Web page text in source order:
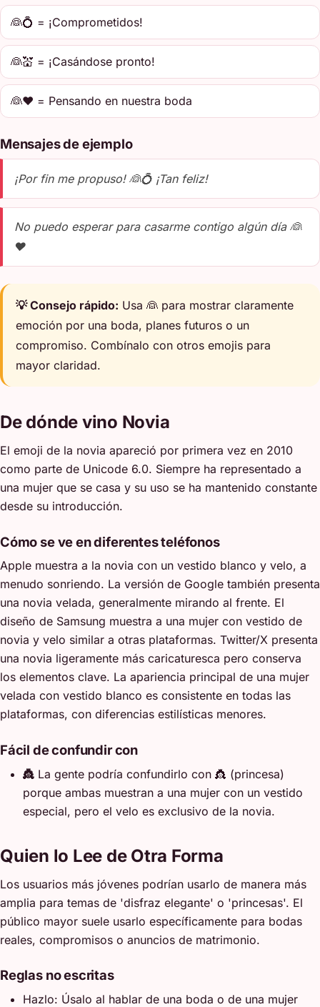
👰💍 = ¡Comprometidos!
👰💒 = ¡Casándose pronto!
👰❤️ = Pensando en nuestra boda
Mensajes de ejemplo
¡Por fin me propuso! 👰💍 ¡Tan feliz!
No puedo esperar para casarme contigo algún día 👰
❤️
💡 Consejo rápido: Usa 👰 para mostrar claramente
emoción por una boda, planes futuros o un
compromiso. Combínalo con otros emojis para
mayor claridad.
De dónde vino Novia
El emoji de la novia apareció por primera vez en 2010
como parte de Unicode 6.0. Siempre ha representado a
una mujer que se casa y su uso se ha mantenido constante
desde su introducción.
Cómo se ve en diferentes teléfonos
Apple muestra a la novia con un vestido blanco y velo, a
menudo sonriendo. La versión de Google también presenta
una novia velada, generalmente mirando al frente. El
diseño de Samsung muestra a una mujer con vestido de
novia y velo similar a otras plataformas. Twitter/X presenta
una novia ligeramente más caricaturesca pero conserva
los elementos clave. La apariencia principal de una mujer
velada con vestido blanco es consistente en todas las
plataformas, con diferencias estilísticas menores.
Fácil de confundir con
👸 La gente podría confundirlo con 👸 (princesa)
porque ambas muestran a una mujer con un vestido
especial, pero el velo es exclusivo de la novia.
Quien lo Lee de Otra Forma
Los usuarios más jóvenes podrían usarlo de manera más
amplia para temas de 'disfraz elegante' o 'princesas'. El
público mayor suele usarlo específicamente para bodas
reales, compromisos o anuncios de matrimonio.
Reglas no escritas
Hazlo: Úsalo al hablar de una boda o de una mujer